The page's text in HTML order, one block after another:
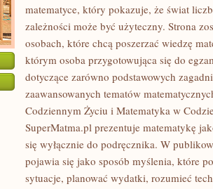
matematyce, który pokazuje, że świat
zależności może być użyteczny. Strona
osobach, które chcą poszerzać wiedzę
którym osoba przygotowująca się do
dotyczące zarówno podstawowych
zaawansowanych tematów
Codziennym Życiu i Matematyka w
SuperMatma.pl prezentuje matematykę
się wyłącznie do podręcznika. W
pojawia się jako sposób myślenia, które
sytuacje, planować wydatki, rozumieć